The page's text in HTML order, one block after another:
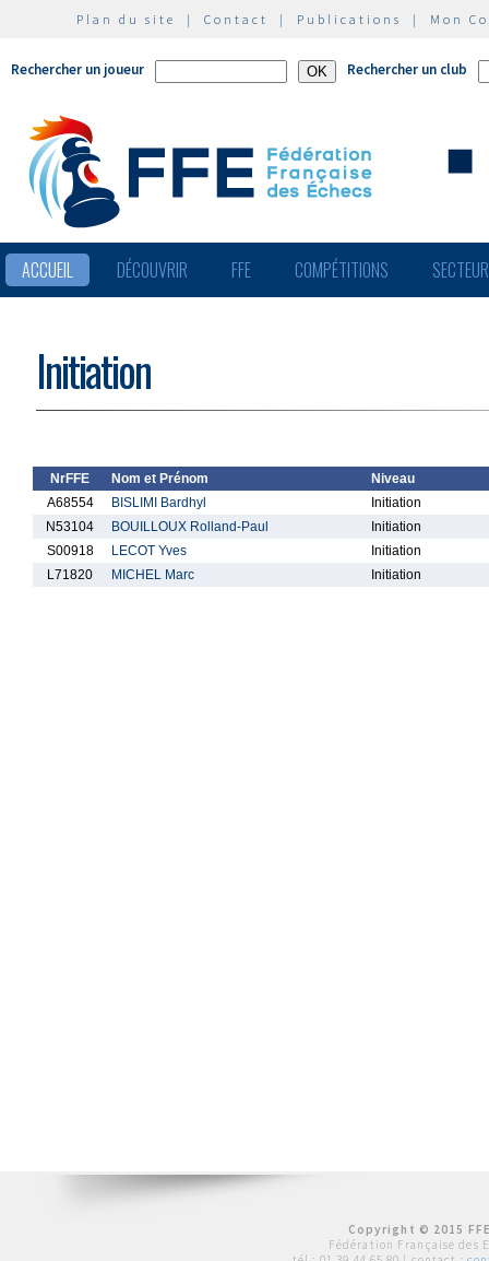
Plan du site | Contact | Publications | Mon
Rechercher un joueur Rechercher un club
ACCUEIL DÉCOUVRIR FFE COMPÉTITIONS
Initiation
NrFFE Nom et Prénom
Niveau
A68554
BISLIMI Bardhyl
Initiation
N53104
BOUILLOUX Rolland-Paul
Initiation
S00918
LECOT Yves
Initiation
L71820
MICHEL Marc Initiation
Copyright © 2015
Fédération Française des